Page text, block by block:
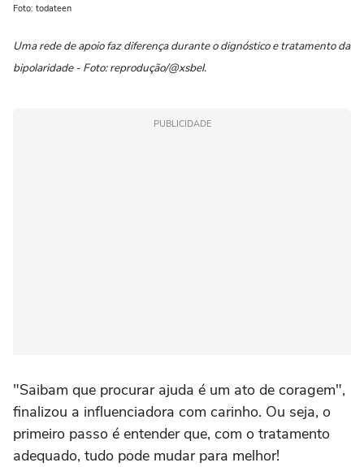
Foto: todateen
Uma rede de apoio faz diferença durante o dignóstico e tratamento da
bipolaridade - Foto: reprodução/@xsbel.
PUBLICIDADE
"Saibam que procurar ajuda é um ato de coragem",
finalizou a influenciadora com carinho. Ou seja, o
primeiro passo é entender que, com o tratamento
adequado, tudo pode mudar para melhor!